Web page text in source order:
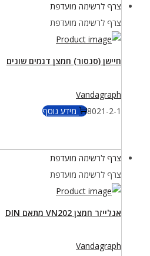
₪520.
צרף לרשימה מועדפת
צרף לרשימה מועדפת
חיישן (סנסור) חמצן דגמים שונים
Vandagraph
8021-2-1
מידע נוסף
צרף לרשימה מועדפת
צרף לרשימה מועדפת
אנלייזר חמצן VN202 מתאם DIN
Vandagraph